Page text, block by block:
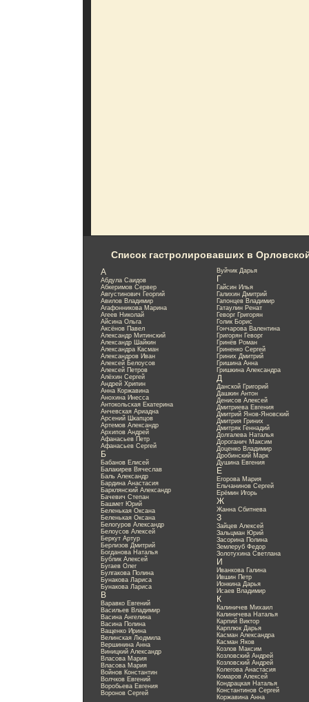
Список гастролировавших в
А
Абдула Саидов
Абкеримов Сервер
Августинович Георгий
Авилов Владимир
Агафонникова Марина
Агеев Николай
Айсина Ольга
Аксёнов Павел
Александр Митинский
Александр Шайкин
Александра Касман
Александров Иван
Алексей Белоусов
Алексей Петров
Алёхин Сергей
Андрей Хрипин
Анна Коржавина
Анохина Инесса
Антокольская Екатерина
Анчевская Ариадна
Арсений Шкапцов
Артемов Александр
Архипов Андрей
Афанасьев Петр
Афанасьев Сергей
Б
Бабанов Елисей
Балакирев Вячеслав
Баль Александр
Бардина Анастасия
Барклянский Александр
Бачевич Степан
Башмет Юрий
Беленькая Оксана
Беленькая Оксана
Белогуров Александр
Белоусов Алексей
Беркут Артур
Берлизов Дмитрий
Богданова Наталья
Бублик Алексей
Бугаев Олег
Булгакова Полина
Бунакова Лариса
Бунакова Лариса
В
Варавко Евгений
Васильев Владимир
Васина Ангелина
Васина Полина
Ващенко Ирина
Велинская Людмила
Вершинина Анна
Виницкий Александр
Власова Мария
Власова Мария
Войнов Константин
Волчков Евгений
Воробьева Евгения
Воронов Сергей
Вуйчик Дарья
Г
Гайсин Илья
Галихин Дмитрий
Гапонцев Владимир
Гатаулин Ренат
Геворг Григорян
Голик Борис
Гончарова Валентина
Григорян Геворг
Гринёв Роман
Гриненко Сергей
Гриних Дмитрий
Гришина Анна
Гришкина Александра
Д
Данской Григорий
Дашкин Антон
Денисов Алексей
Дмитриева Евгения
Дмитрий Янов-Яновский
Дмитрия Гриних
Дмитряк Геннадий
Долгалева Наталья
Дороганич Максим
Доценко Владимир
Дробинский Марк
Душина Евгения
Е
Егорова Мария
Ельчанинов Сергей
Ерёмин Игорь
Ж
Жанна Сбитнева
З
Зайцев Алексей
Зальцман Юрий
Засорина Полина
Землеруб Федор
Золотухина Светлана
И
Иванкова Галина
Ившин Петр
Ионкина Дарья
Исаев Владимир
К
Калиничев Михаил
Калиничева Наталья
Карпий Виктор
Карплюк Дарья
Касман Александра
Касман Яков
Козлов Максим
Козловский Андрей
Козловский Андрей
Колегова Анастасия
Комаров Алексей
Кондрацкая Наталья
Константинов Сергей
Коржавина Анна